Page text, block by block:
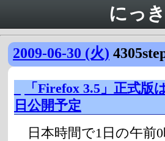
にっき
2009-06-30 (火)
「Firefox 3.5」正式版
日公開予定
日本時間で1日の午前